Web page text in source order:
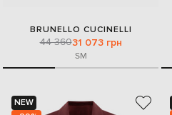
BRUNELLO CUCINELLI
44 36031 073 грн
SM
NEW